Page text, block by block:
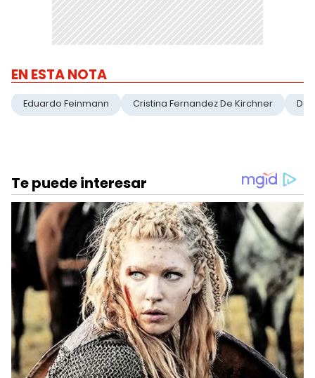
EN ESTA NOTA
Eduardo Feinmann Cristina Fernandez De Kirchner